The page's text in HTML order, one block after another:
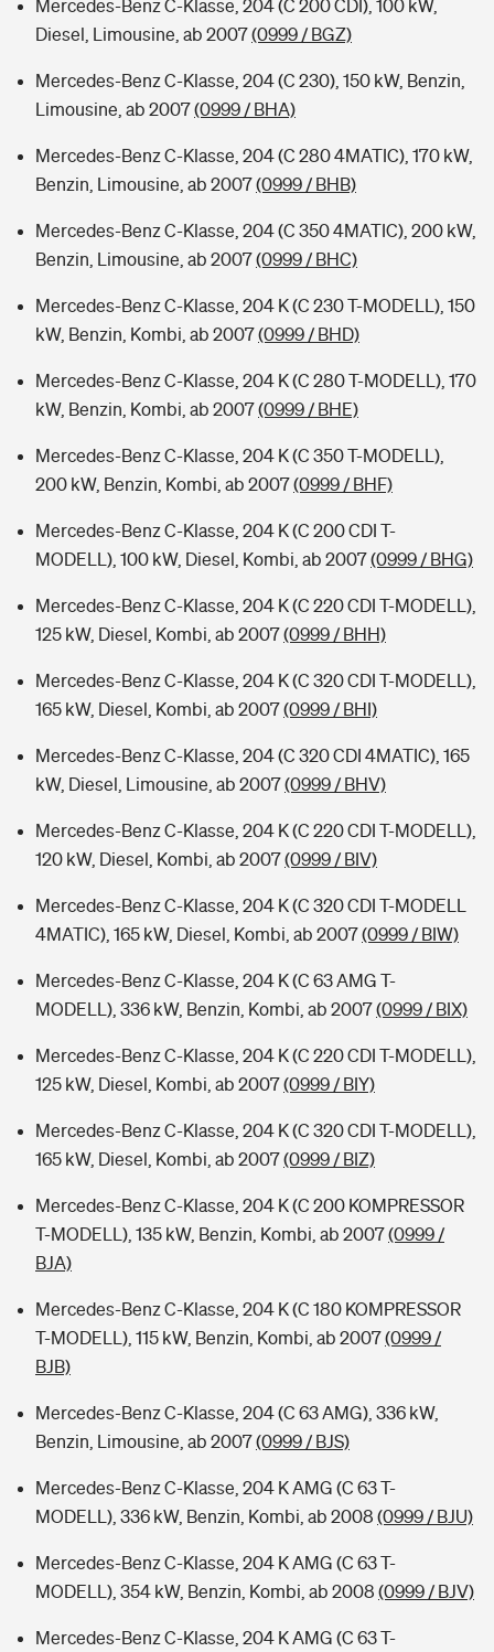
Mercedes-Benz C-Klasse, 204 (C 200 CDI), 100 kW,
Diesel, Limousine, ab 2007(0999 / BGZ)
Mercedes-Benz C-Klasse, 204 (C 230), 150 kW, Benzin,
Limousine, ab 2007(0999 / BHA)
Mercedes-Benz C-Klasse, 204 (C 280 4MATIC), 170 kW,
Benzin, Limousine, ab 2007(0999 / BHB)
Mercedes-Benz C-Klasse, 204 (C 350 4MATIC), 200 kW,
Benzin, Limousine, ab 2007(0999 / BHC)
Mercedes-Benz C-Klasse, 204 K (C 230 T-MODELL), 150
kW, Benzin, Kombi, ab 2007(0999 / BHD)
Mercedes-Benz C-Klasse, 204 K (C 280 T-MODELL), 170
kW, Benzin, Kombi, ab 2007(0999 / BHE)
Mercedes-Benz C-Klasse, 204 K (C 350 T-MODELL),
200 kW, Benzin, Kombi, ab 2007(0999 / BHF)
Mercedes-Benz C-Klasse, 204 K (C 200 CDI T-
MODELL), 100 kW, Diesel, Kombi, ab 2007(0999 / BHG)
Mercedes-Benz C-Klasse, 204 K (C 220 CDI T-MODELL),
125 kW, Diesel, Kombi, ab 2007(0999 / BHH)
Mercedes-Benz C-Klasse, 204 K (C 320 CDI T-MODELL),
165 kW, Diesel, Kombi, ab 2007(0999 / BHI)
Mercedes-Benz C-Klasse, 204 (C 320 CDI 4MATIC), 165
kW, Diesel, Limousine, ab 2007(0999 / BHV)
Mercedes-Benz C-Klasse, 204 K (C 220 CDI T-MODELL),
120 kW, Diesel, Kombi, ab 2007(0999 / BIV)
Mercedes-Benz C-Klasse, 204 K (C 320 CDI T-MODELL
4MATIC), 165 kW, Diesel, Kombi, ab 2007(0999 / BIW)
Mercedes-Benz C-Klasse, 204 K (C 63 AMG T-
MODELL), 336 kW, Benzin, Kombi, ab 2007(0999 / BIX)
Mercedes-Benz C-Klasse, 204 K (C 220 CDI T-MODELL),
125 kW, Diesel, Kombi, ab 2007(0999 / BIY)
Mercedes-Benz C-Klasse, 204 K (C 320 CDI T-MODELL),
165 kW, Diesel, Kombi, ab 2007(0999 / BIZ)
Mercedes-Benz C-Klasse, 204 K (C 200 KOMPRESSOR
T-MODELL), 135 kW, Benzin, Kombi, ab 2007(0999 /
BJA)
Mercedes-Benz C-Klasse, 204 K (C 180 KOMPRESSOR
T-MODELL), 115 kW, Benzin, Kombi, ab 2007(0999 /
BJB)
Mercedes-Benz C-Klasse, 204 (C 63 AMG), 336 kW,
Benzin, Limousine, ab 2007(0999 / BJS)
Mercedes-Benz C-Klasse, 204 K AMG (C 63 T-
MODELL), 336 kW, Benzin, Kombi, ab 2008 (0999 / BJU)
Mercedes-Benz C-Klasse, 204 K AMG (C 63 T-
MODELL), 354 kW, Benzin, Kombi, ab 2008 (0999 / BJV)
Mercedes-Benz C-Klasse, 204 K AMG (C 63 T-